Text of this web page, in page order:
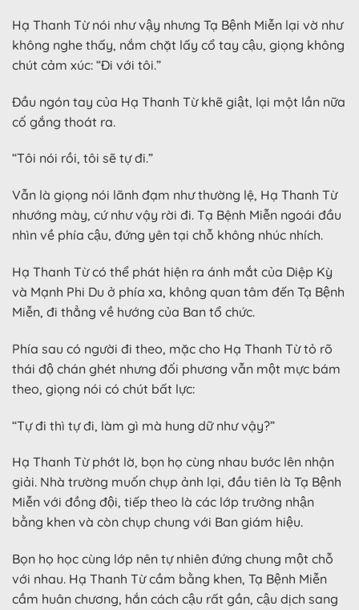
Hạ Thanh Từ nói như vậy nhưng Tạ Bệnh Miễn lại vờ như
không nghe thấy, nắm chặt lấy cổ tay cậu, giọng không
chút cảm xúc: “Đi với tôi.”
Đầu ngón tay của Hạ Thanh Từ khẽ giật, lại một lần nữa
cố gắng thoát ra.
“Tôi nói rồi, tôi sẽ tự đi.”
Vẫn là giọng nói lãnh đạm như thường lệ, Hạ Thanh Từ
nhướng mày, cứ như vậy rời đi. Tạ Bệnh Miễn ngoái đầu
nhìn về phía cậu, đứng yên tại chỗ không nhúc nhích.
Hạ Thanh Từ có thể phát hiện ra ánh mắt của Diệp Kỳ
và Mạnh Phi Du ở phía xa, không quan tâm đến Tạ Bệnh
Miễn, đi thẳng về hướng của Ban tổ chức.
Phía sau có người đi theo, mặc cho Hạ Thanh Từ tỏ rõ
thái độ chán ghét nhưng đối phương vẫn một mực bám
theo, giọng nói có chút bất lực:
“Tự đi thì tự đi, làm gì mà hung dữ như vậy?”
Hạ Thanh Từ phớt lờ, bọn họ cùng nhau bước lên nhận
giải. Nhà trường muốn chụp ảnh lại, đầu tiên là Tạ Bệnh
Miễn với đồng đội, tiếp theo là các lớp trưởng nhận
bằng khen và còn chụp chung với Ban giám hiệu.
Bọn họ học cùng lớp nên tự nhiên đứng chung một chỗ
với nhau. Hạ Thanh Từ cầm bằng khen, Tạ Bệnh Miễn
cầm huân chương, hắn cách cậu rất gần, cậu dịch sang